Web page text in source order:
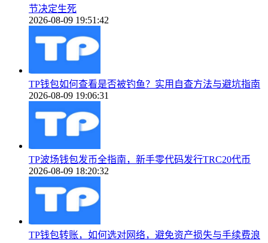
节决定生死
2026-08-09 19:51:42
TP钱包如何查看是否被钓鱼？实用自查方法与避坑指南
2026-08-09 19:06:31
TP波场钱包发币全指南，新手零代码发行TRC20代币
2026-08-09 18:20:32
TP钱包转账，如何选对网络，避免资产损失与手续费浪